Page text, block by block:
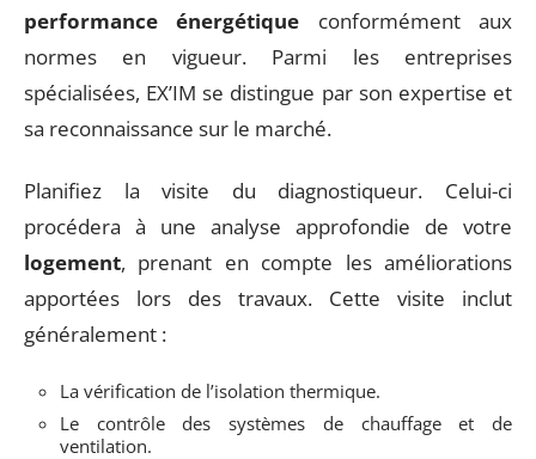
performance énergétique conformément aux
normes en vigueur. Parmi les entreprises
spécialisées, EX’IM se distingue par son expertise et
sa reconnaissance sur le marché.
Planifiez la visite du diagnostiqueur. Celui-ci
procédera à une analyse approfondie de votre
logement, prenant en compte les améliorations
apportées lors des travaux. Cette visite inclut
généralement :
La vérification de l’isolation thermique.
Le contrôle des systèmes de chauffage et de
ventilation.